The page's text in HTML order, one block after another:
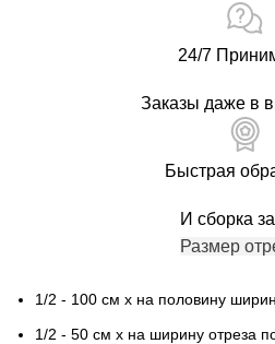
24/7
Заказы даже в
Быстрая
И сборка
Размер
1/2 - 100 см х на половину
1/2 - 50 см х на ширину отреза